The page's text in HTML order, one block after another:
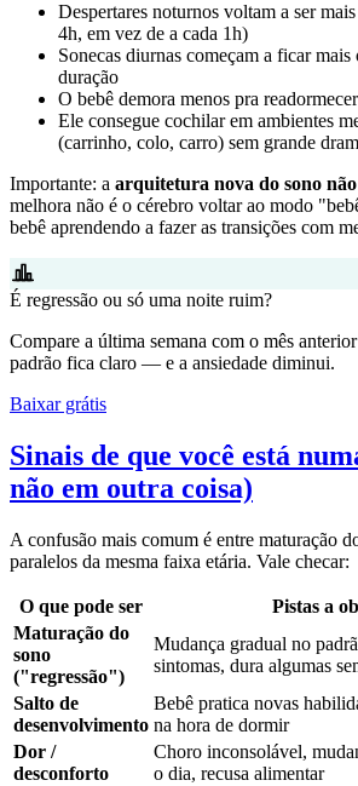
Despertares noturnos voltam a ser
4h, em vez de a cada 1h)
Sonecas diurnas começam a ficar mais
duração
O bebê demora menos pra
Ele consegue cochilar em ambientes
(carrinho, colo, carro) sem grande
Importante: a arquitetura nova do sono
melhora não é o cérebro voltar ao modo
bebê aprendendo a fazer as transições com
É regressão ou só uma noite ruim?
Compare a última semana com o mês
padrão fica claro — e a ansiedade diminui.
Baixar grátis
Sinais de que você está
não em outra coisa)
A confusão mais comum é entre maturação
paralelos da mesma faixa etária. Vale checar:
O que pode ser
Pistas a
Maturação do
sono
("regressão")
Mudança gradual no
sintomas, dura algumas
Salto de
desenvolvimento
Bebê pratica novas
na hora de dormir
Dor /
desconforto
Choro inconsolável,
o dia, recusa alimentar